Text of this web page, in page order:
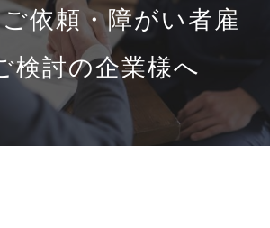
依頼・障がい者雇
検討の企業様へ